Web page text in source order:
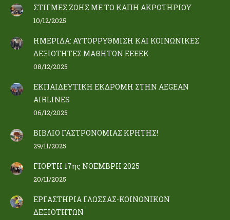
ΣΤΙΓΜΕΣ ΖΩΗΣ ΜΕ ΤΟ ΚΑΠΗ ΑΚΡΩΤΗΡΙΟΥ
10/12/2025
ΗΜΕΡΙΔΑ: ΑΥΤΟΡΡΥΘΜΙΣΗ ΚΑΙ ΚΟΙΝΩΝΙΚΕΣ
ΔΕΞΙΟΤΗΤΕΣ ΜΑΘΗΤΩΝ ΕΕΕΕΚ
08/12/2025
ΕΚΠΑΙΔΕΥΤΙΚΗ ΕΚΔΡΟΜΗ ΣΤΗΝ AEGEAN
AIRLINES
06/12/2025
ΒΙΒΛΙΟ ΓΑΣΤΡΟΝΟΜΙΑΣ ΚΡΗΤΗΣ!
29/11/2025
ΓΙΟΡΤΗ 17ης ΝΟΕΜΒΡΗ 2025
20/11/2025
ΕΡΓΑΣΤΗΡΙΑ ΓΛΩΣΣΑΣ-ΚΟΙΝΩΝΙΚΩΝ
ΔΕΞΙΟΤΗΤΩΝ